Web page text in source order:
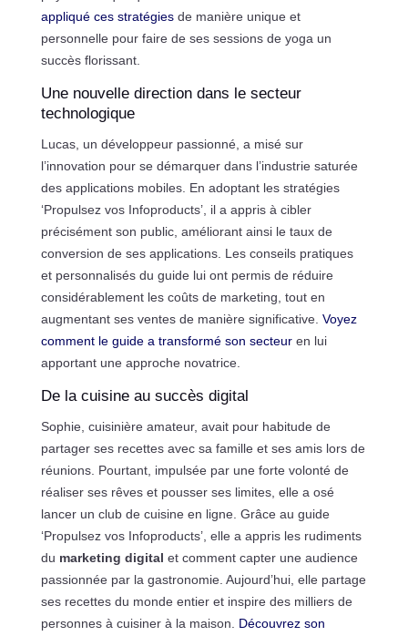
appliqué ces stratégiesde manière unique et
personnelle pour faire de ses sessions de yoga un
succès florissant.
Une nouvelle direction dans le secteur
technologique
Lucas, un développeur passionné, a misé sur
l’innovation pour se démarquer dans l’industrie saturée
des applications mobiles. En adoptant les stratégies
‘Propulsez vos Infoproducts’, il a appris à cibler
précisément son public, améliorant ainsi le taux de
conversion de ses applications. Les conseils pratiques
et personnalisés du guide lui ont permis de réduire
considérablement les coûts de marketing, tout en
augmentant ses ventes de manière significative. Voyez
comment le guide a transformé son secteuren lui
apportant une approche novatrice.
De la cuisine au succès digital
Sophie, cuisinière amateur, avait pour habitude de
partager ses recettes avec sa famille et ses amis lors de
réunions. Pourtant, impulsée par une forte volonté de
réaliser ses rêves et pousser ses limites, elle a osé
lancer un club de cuisine en ligne. Grâce au guide
‘Propulsez vos Infoproducts’, elle a appris les rudiments
du marketing digital et comment capter une audience
passionnée par la gastronomie. Aujourd’hui, elle partage
ses recettes du monde entier et inspire des milliers de
personnes à cuisiner à la maison. Découvrez son